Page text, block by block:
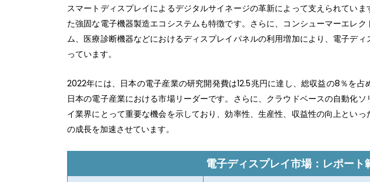
スマートディスプレイによるデジタルサイネージの革新によって支えられてい
た強固な電子機器製造エコシステムも特徴です。さらに、コンシューマーエレ
ム、医療診断機器などにおけるディスプレイパネルの利用増加により、電子デ
っています。
2022年には、日本の電子産業の研究開発費は12.5兆円に達し、総収益の8％を占
日本の電子産業における市場リーダーです。さらに、クラウドベースの自動化
イ業界にとって重要な機会を示しており、効率性、生産性、収益性の向上とい
の成長を加速させています。
電子ディスプレイ市場：レポート